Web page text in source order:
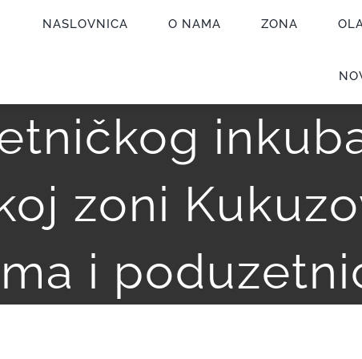
NASLOVNICA O NAMA ZONA
planira
zoni
i